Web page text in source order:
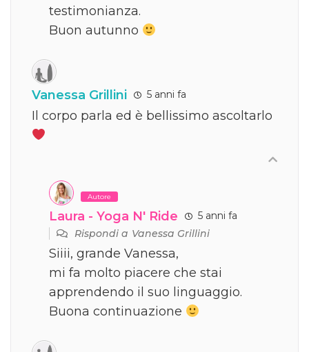
testimonianza.
Buon autunno
Vanessa Grillini 5 anni fa
Il corpo parla ed è bellissimo ascoltarlo
Autore
Laura - Yoga N' Ride
5 anni fa
Rispondi aVanessa Grillini
Siiii, grande Vanessa,
mi fa molto piacere che stai
apprendendo il suo linguaggio.
Buona continuazione